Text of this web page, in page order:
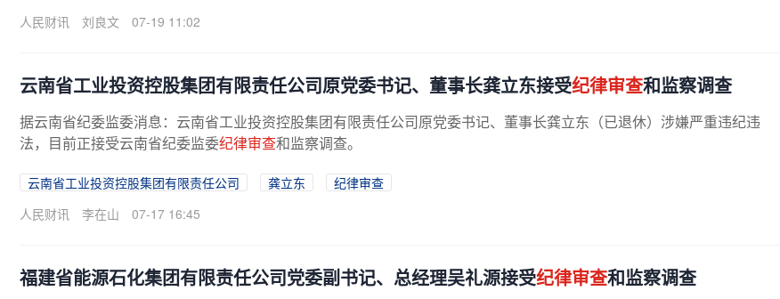
人民财讯
刘良文 07-19 11:02
云南省工业投资控股集团有限责任公司原党委书记、董事长龚立东接受纪律审查和监察调查
据云南省纪委监委消息：云南省工业投资控股集团有限责任公司原党委书记、董事长龚立东（已退休）涉嫌严重违纪违
法，目前正接受云南省纪委监委纪律审查和监察调查。
云南省工业投资控股集团有限责任公司 龚立东
纪律审查
人民财讯
李在山 07-17 16:45
福建省能源石化集团有限责任公司党委副书记、总经理吴礼源接受纪律审查和监察调查